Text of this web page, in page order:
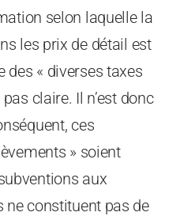
selon laquelle la
les prix de détail est
des « diverses taxes
claire. Il n’est donc
ces
» soient
aux
ne constituent pas de